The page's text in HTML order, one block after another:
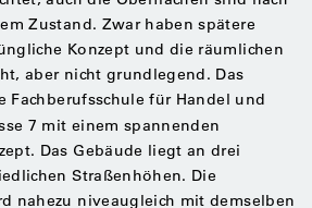
Zustand. Zwar haben spätere
Konzept und die räumlichen
aber nicht grundlegend. Das
Fachberufsschule für Handel und
7 mit einem spannenden
Das Gebäude liegt an drei
Straßenhöhen. Die
nahezu niveaugleich mit demselben